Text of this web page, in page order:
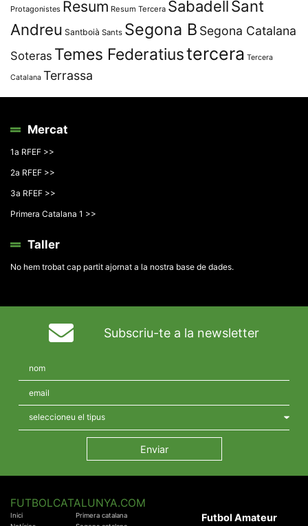
Protagonistes Resum Resum Tercera SabadellSant
Andreu Santboià Sants Segona B Segona Catalana
Soteras Temes Federatiustercera Tercera
Catalana Terrassa
Mercat
1a RFEF >>
2a RFEF >>
3a RFEF >>
Primera Catalana 1 >>
Taller
No hem trobat cap partit ajornat a la nostra base de dades.
Subscriu-te a la newsletter
FUTBOLCATALUNYA.COM
Inici
Primera catalana
Futbol Amateur